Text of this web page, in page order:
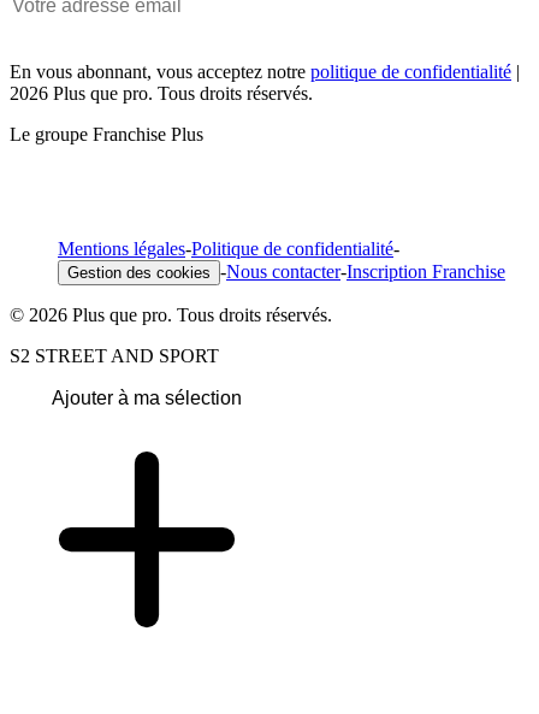
En vous abonnant, vous acceptez notre politique de confidentialité |
2026 Plus que pro. Tous droits réservés.
Le groupe Franchise Plus
Mentions légales-Politique de confidentialité-
Gestion des cookies -Nous contacter-Inscription Franchise
© 2026 Plus que pro. Tous droits réservés.
S2 STREET AND SPORT
Ajouter à ma sélection